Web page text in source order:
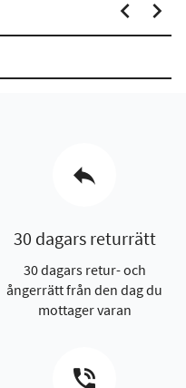
30 dagars returrätt
30 dagars retur- och
ångerrätt från den dag du
mottager varan